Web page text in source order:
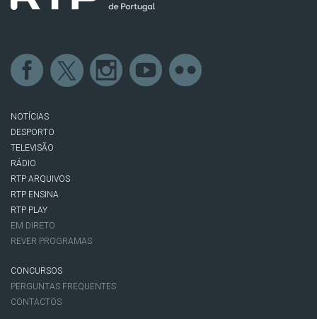
NOTÍCIAS
DESPORTO
TELEVISÃO
RÁDIO
RTP ARQUIVOS
RTP ENSINA
RTP PLAY
EM DIRETO
REVER PROGRAMAS
CONCURSOS
PERGUNTAS FREQUENTES
CONTACTOS